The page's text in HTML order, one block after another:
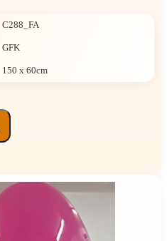
C288_FA
GFK
150 x 60cm